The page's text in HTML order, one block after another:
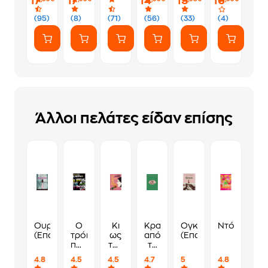
(95) (8) (71) (56) (33) (4)
Άλλοι πελάτες είδαν επίσης
Ουρανόεσσα
(Επανέκδοση)
4.8
Ο
τρόπος
που
τ'
4.5
Κι
ως
την
μου
4.5
Κρασί
από
τα
σου
4.7
Ογκρέσα
(Επανέκδοση)
5
Ντόμινο
4.8